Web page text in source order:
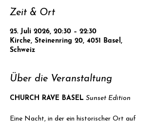
Zeit & Ort
25. Juli 2026, 20:30 – 22:30
Kirche, Steinenring 20, 4051 Basel,
Schweiz
Über die Veranstaltung
CHURCH RAVE BASEL Sunset Edition
Eine Nacht, in der ein historischer Ort auf